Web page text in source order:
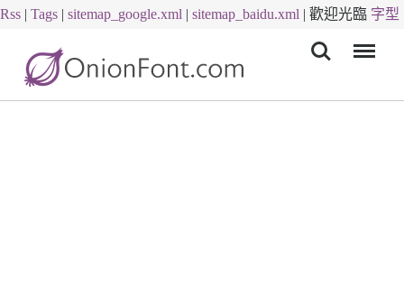
Rss | Tags | sitemap_google.xml | sitemap_baidu.xml | 歡迎光臨 字型